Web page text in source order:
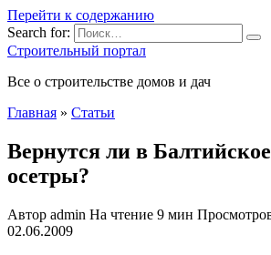
Перейти к содержанию
Search for:
Строительный портал
Все о строительстве домов и дач
Главная » Статьи
Вернутся ли в
осетры?
Автор admin На чтение 9 мин
02.06.2009